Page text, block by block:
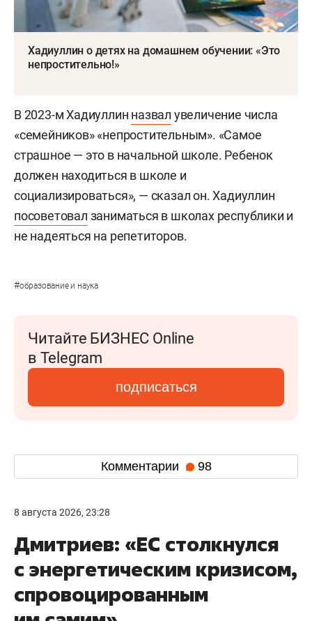
Хадиуллин о детях на домашнем обучении: «Это
непростительно!»
В 2023-м Хадиуллин назвал увеличение числа
«семейников» «непростительным». «Самое
страшное — это в начальной школе. Ребенок
должен находиться в школе и
социализироваться», — сказал он. Хадиуллин
посоветовал заниматься в школах республики и
не надеяться на репетиторов.
#образование и наука
Читайте БИЗНЕС Online
в Telegram
подписаться
Комментарии 98
8 августа 2026, 23:28
Дмитриев: «ЕС столкнулся
с энергетическим кризисом,
спровоцированным